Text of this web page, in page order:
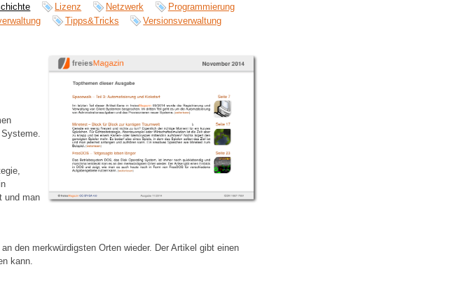
Lizenz Netzwerk
Programmierung
Tipps&Tricks
Versionsverwaltung
und man
den merkwürdigsten Orten wieder. Der Artikel gibt einen
kann.